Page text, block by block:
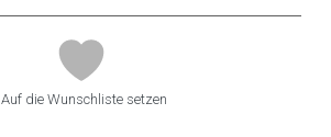
Auf die Wunschliste setzen